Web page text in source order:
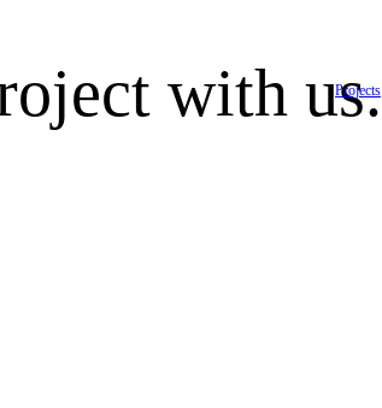
Projects
with us.